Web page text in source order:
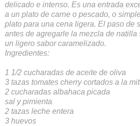
delicado e intenso. Es una entrada
a un plato de carne o pescado, o
plato para una cena ligera. El paso de
antes de agregarle la mezcla de natilla
un ligero sabor caramelizado.
Ingredientes:
1 1/2 cucharadas de aceite de oliva
3 tazas tomates cherry cortados a la
2 cucharadas albahaca picada
sal y pimienta
2 tazas leche entera
3 huevos